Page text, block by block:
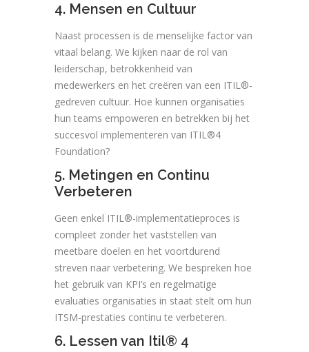
4. Mensen en Cultuur
Naast processen is de menselijke factor van
vitaal belang. We kijken naar de rol van
leiderschap, betrokkenheid van
medewerkers en het creëren van een ITIL®-
gedreven cultuur. Hoe kunnen organisaties
hun teams empoweren en betrekken bij het
succesvol implementeren van ITIL®4
Foundation?
5. Metingen en Continu
Verbeteren
Geen enkel ITIL®-implementatieproces is
compleet zonder het vaststellen van
meetbare doelen en het voortdurend
streven naar verbetering. We bespreken hoe
het gebruik van KPI’s en regelmatige
evaluaties organisaties in staat stelt om hun
ITSM-prestaties continu te verbeteren.
6. Lessen van Itil® 4